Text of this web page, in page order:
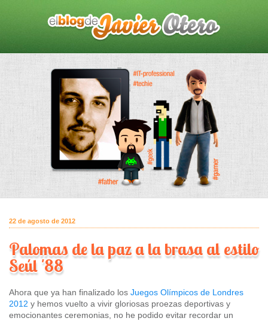
22 de agosto de 2012
Palomas de la paz a la brasa al estilo
Seúl '88
Ahora que ya han finalizado los Juegos Olímpicos de Londres
2012 y hemos vuelto a vivir gloriosas proezas deportivas y
emocionantes ceremonias, no he podido evitar recordar un